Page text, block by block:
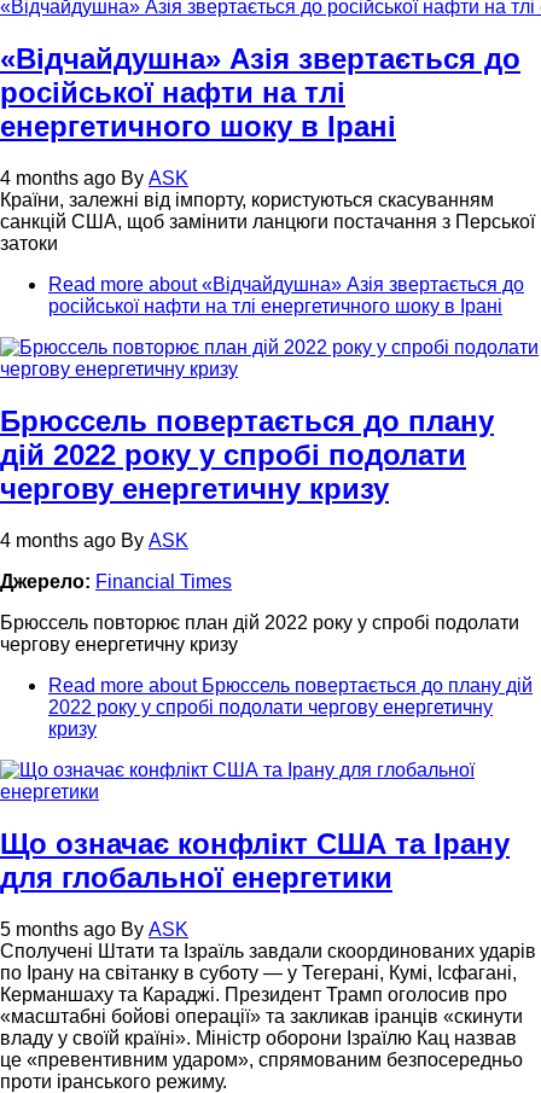
«Відчайдушна» Азія звертається до
російської нафти на тлі
енергетичного шоку в Ірані
4 months ago By ASK
Країни, залежні від імпорту, користуються скасуванням
санкцій США, щоб замінити ланцюги постачання з Перської
затоки
Read more about «Відчайдушна» Азія звертається до
російської нафти на тлі енергетичного шоку в Ірані
Брюссель повертається до плану
дій 2022 року у спробі подолати
чергову енергетичну кризу
4 months ago By ASK
Джерело: Financial Times
Брюссель повторює план дій 2022 року у спробі подолати
чергову енергетичну кризу
Read more about Брюссель повертається до плану дій
2022 року у спробі подолати чергову енергетичну
кризу
Що означає конфлікт США та Ірану
для глобальної енергетики
5 months ago By ASK
Сполучені Штати та Ізраїль завдали скоординованих ударів
по Ірану на світанку в суботу — у Тегерані, Кумі, Ісфагані,
Керманшаху та Караджі. Президент Трамп оголосив про
«масштабні бойові операції» та закликав іранців «скинути
владу у своїй країні». Міністр оборони Ізраїлю Кац назвав
це «превентивним ударом», спрямованим безпосередньо
проти іранського режиму.